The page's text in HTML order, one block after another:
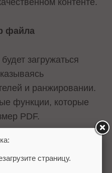
контенте.
файла
загружаться
и ранжировании.
функции, которые
PDF.
контента
страницу.